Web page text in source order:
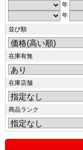
年
年
並び順
在庫有無
在庫店舗
商品ランク